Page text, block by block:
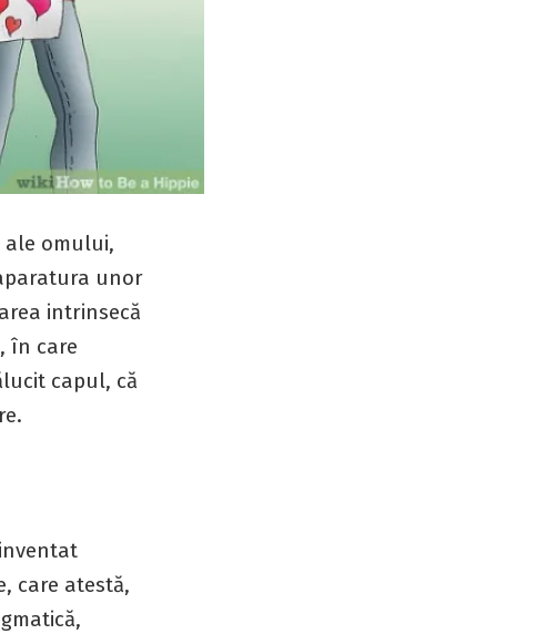
ale omului,
unor
intrinsecă
în care
capul, că
care atestă,